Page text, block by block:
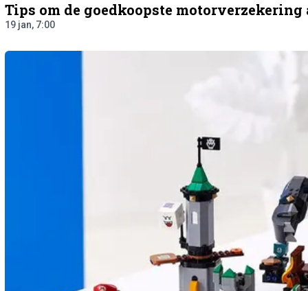
Tips om de goedkoopste
19 jan, 7:00